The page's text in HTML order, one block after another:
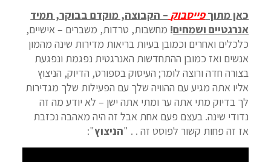
כאן מתוךפייסבוק – הקבוצה, מוקדם בבוקר, תמיד
אנרגטיים ושמחים! מחשבות, טרדות, משברים – אישיים,
כלכלים ואחרים וכמובן בעיות בריאות מדירות שינה מהמון
אנשים ואז כמובן ההתחדשות האנרגטית נפגמת ונפגעת
בצורה חדה ורוצה לומר; העיסוק בספורט, הדיוק, הניצוץ
אליו אתה מגיע עם ההוויה שלך עם הפעילות שלך מגדירות
לך בדיוק מתי אתה ער ומתי אתה ישן – לא יודע מה זה
נדודי שינה. בעצם פעם אחת אבל זה היה מאהבה נכזבת
אז זה פחות קשור לפוסט זה . . "הניצוץ":